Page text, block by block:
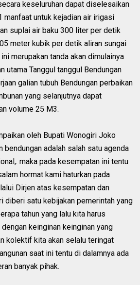
keseluruhan dapat diselesaikan
manfaat untuk kejadian air irigasi
suplai air baku 300 liter per detik
meter kubik per detik aliran sungai
merupakan tanda akan dimulainya
utama Tanggul tanggul Bendungan
galian tubuh Bendungan perbaikan
yang selanjutnya dapat
volume 25 M3.
oleh Bupati Wonogiri Joko
bendungan adalah salah satu agenda
maka pada kesempatan ini tentu
hormat kami haturkan pada
Dirjen atas kesempatan dan
diberi satu kebijakan pemerintah yang
tahun yang lalu kita harus
keinginan keinginan yang
kolektif kita akan selalu teringat
saat ini tentu di dalamnya ada
banyak pihak.